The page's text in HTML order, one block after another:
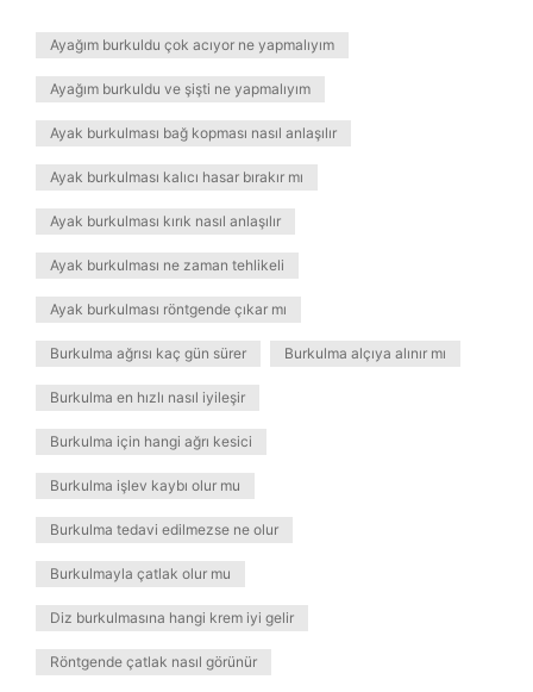
Ayağım burkuldu çok acıyor ne yapmalıyım
Ayağım burkuldu ve şişti ne yapmalıyım
Ayak burkulması bağ kopması nasıl anlaşılır
Ayak burkulması kalıcı hasar bırakır mı
Ayak burkulması kırık nasıl anlaşılır
Ayak burkulması ne zaman tehlikeli
Ayak burkulması röntgende çıkar mı
Burkulma ağrısı kaç gün sürer Burkulma alçıya alınır mı
Burkulma en hızlı nasıl iyileşir
Burkulma için hangi ağrı kesici
Burkulma işlev kaybı olur mu
Burkulma tedavi edilmezse ne olur
Burkulmayla çatlak olur mu
Diz burkulmasına hangi krem iyi gelir
Röntgende çatlak nasıl görünür